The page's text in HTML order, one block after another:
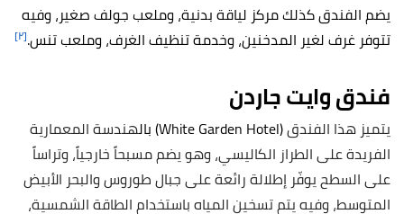
يضم الفندق كذلك مركز لياقة بدنية، وملعب جولف صغير، وفيه
تتوفر غرف لغير المدخنين، وخدمة تنظيف الغرف، وملعب تنس.[٢]
فندق وايت جاردن
يتميز هذا الفندق(White Garden Hotel) بال
هندسة المعمارية
الفريدة على الطراز الكاليسي، وهو يضم مسبحاً خارجياً، وتراساً
على السطح يوفّر إطلالة رائعة على جبال طوروس والبحر الأبيض
المتوسط، وفيه يتم تسخين المياه باستخدام الطاقة الشمسية،